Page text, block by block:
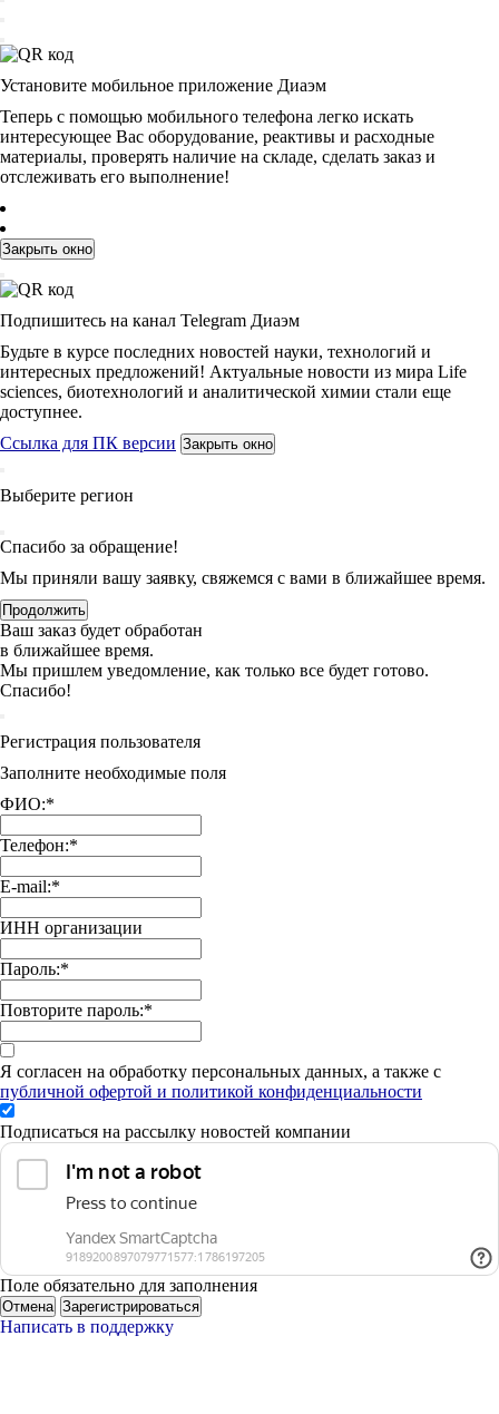
Установите мобильное приложение Диаэм
Теперь с помощью мобильного телефона легко искать
интересующее Вас оборудование, реактивы и расходные
материалы, проверять наличие на складе, сделать заказ и
отслеживать его выполнение!
Закрыть окно
Подпишитесь на канал Telegram Диаэм
Будьте в курсе последних новостей науки, технологий и
интересных предложений! Актуальные новости из мира Life
sciences, биотехнологий и аналитической химии стали еще
доступнее.
Ссылка для ПК версии Закрыть окно
Выберите регион
Спасибо за обращение!
Мы приняли вашу заявку, свяжемся с вами в ближайшее время.
Продолжить
Ваш заказ будет обработан
в ближайшее время.
Мы пришлем уведомление, как только все будет готово.
Спасибо!
Регистрация пользователя
Заполните необходимые поля
ФИО:*
Телефон:*
E-mail:*
ИНН организации
Пароль:*
Повторите пароль:*
Я согласен на обработку персональных данных, а также с
публичной офертой и политикой конфиденциальности
Подписаться на рассылку новостей компании
Поле обязательно для заполнения
Отмена Зарегистрироваться
Написать в поддержку